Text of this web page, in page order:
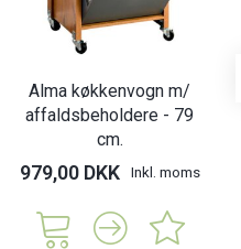
Alma køkkenvogn m/
affaldsbeholdere - 79
cm.
979,00 DKK Inkl. moms